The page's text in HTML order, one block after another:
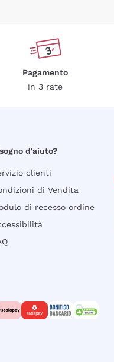
Pagamento
in 3 rate
d'aiuto?
clienti
di Vendita
di recesso ordine